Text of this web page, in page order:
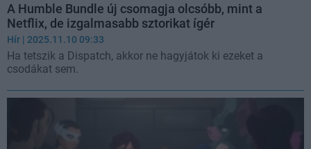
A Humble Bundle új csomagja olcsóbb, mint a
Netflix, de izgalmasabb sztorikat ígér
Hír | 2025.11.10 09:33
Ha tetszik a Dispatch, akkor ne hagyjátok ki ezeket a
csodákat sem.